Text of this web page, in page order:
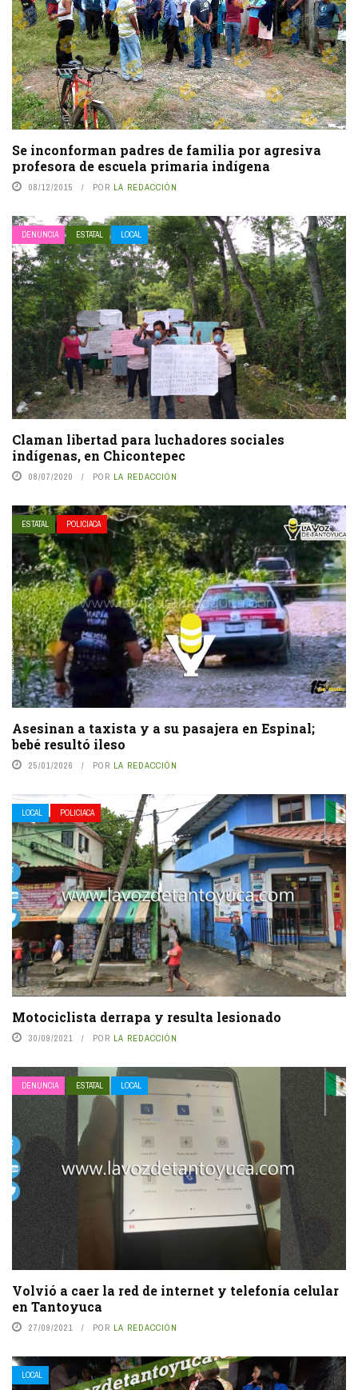
Se inconforman padres de familia por agresiva
profesora de escuela primaria indígena
08/12/2015 POR LA REDACCIÓN
DENUNCIA ESTATAL LOCAL
Claman libertad para luchadores sociales
indígenas, en Chicontepec
08/07/2020 POR LA REDACCIÓN
ESTATAL POLICIACA
Asesinan a taxista y a su pasajera en Espinal;
bebé resultó ileso
25/01/2026 POR LA REDACCIÓN
LOCAL POLICIACA
Motociclista derrapa y resulta lesionado
30/09/2021 POR LA REDACCIÓN
DENUNCIA ESTATAL LOCAL
Volvió a caer la red de internet y telefonía celular
en Tantoyuca
27/09/2021 POR LA REDACCIÓN
LOCAL